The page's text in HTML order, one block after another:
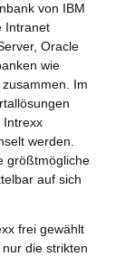
von IBM
Intranet
Oracle
wie
Im
Intrexx
werden.
größtmögliche
auf sich
frei gewählt
die strikten